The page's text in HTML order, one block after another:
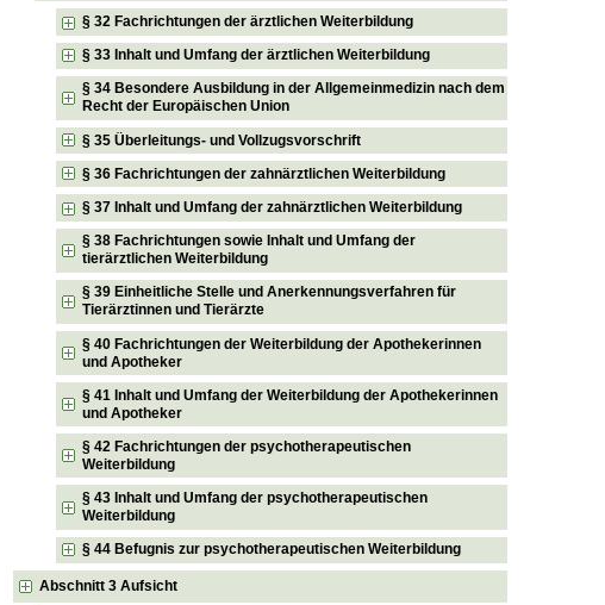
§ 32 Fachrichtungen der ärztlichen Weiterbildung
§ 33 Inhalt und Umfang der ärztlichen Weiterbildung
§ 34 Besondere Ausbildung in der Allgemeinmedizin nach dem
Recht der Europäischen Union
§ 35 Überleitungs- und Vollzugsvorschrift
§ 36 Fachrichtungen der zahnärztlichen Weiterbildung
§ 37 Inhalt und Umfang der zahnärztlichen Weiterbildung
§ 38 Fachrichtungen sowie Inhalt und Umfang der
tierärztlichen Weiterbildung
§ 39 Einheitliche Stelle und Anerkennungsverfahren für
Tierärztinnen und Tierärzte
§ 40 Fachrichtungen der Weiterbildung der Apothekerinnen
und Apotheker
§ 41 Inhalt und Umfang der Weiterbildung der Apothekerinnen
und Apotheker
§ 42 Fachrichtungen der psychotherapeutischen
Weiterbildung
§ 43 Inhalt und Umfang der psychotherapeutischen
Weiterbildung
§ 44 Befugnis zur psychotherapeutischen Weiterbildung
Abschnitt 3 Aufsicht